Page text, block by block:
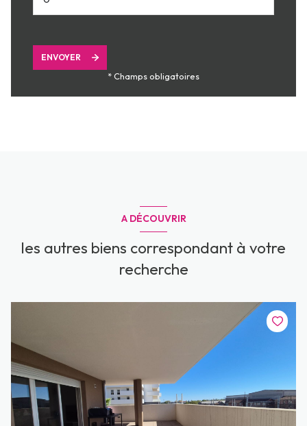
ENVOYER
* Champs obligatoires
A DÉCOUVRIR
les autres biens correspondant à votre
recherche